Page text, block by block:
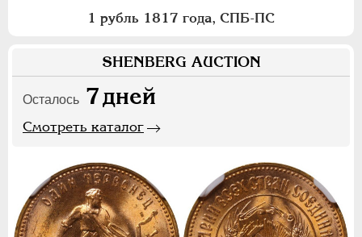
1 рубль 1817 года, СПБ-ПС
SHENBERG AUCTION
Осталось 7дней
Смотреть каталог